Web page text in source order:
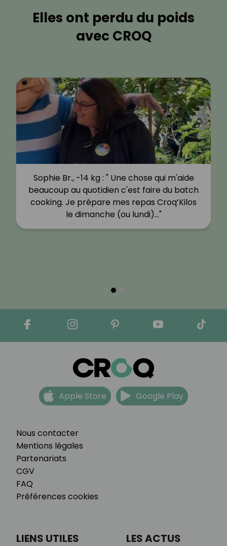
Elles ont perdu du poids
avec CROQ
Sophie Br., -14 kg : " Une chose qui m'aide
beaucoup au quotidien c'est faire du batch
cooking. Je prépare mes repas Croq’Kilos
le dimanche (ou lundi)…"
Nous contacter
Mentions légales
Partenariats
CGV
FAQ
Préférences cookies
Apple Store Google Play
LIENS UTILES LES ACTUS